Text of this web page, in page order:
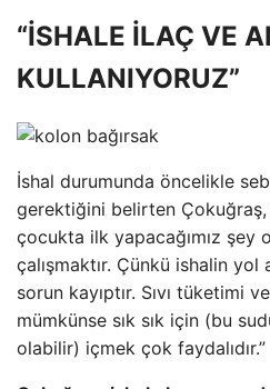
“İSHALE İLAÇ VE
KULLANIYORUZ”
İshal durumunda öncelikle
gerektiğini belirten Çokuğraş,
çocukta ilk yapacağımız şey
çalışmaktır. Çünkü ishalin
sorun kayıptır. Sıvı tüketimi
mümkünse sık sık için (bu
olabilir) içmek çok faydalıdır.”